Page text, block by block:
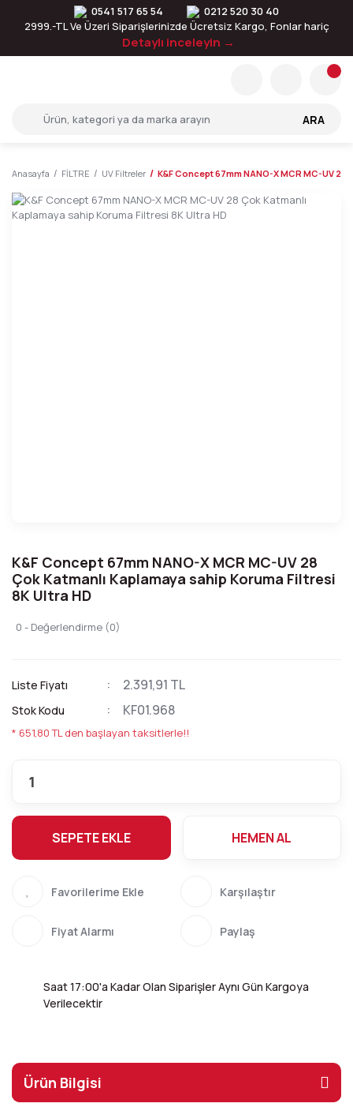
0541 517 65 54
0212 520 30 40
2999.-TL Ve Üzeri Siparişlerinizde Ücretsiz Kargo, Fonlar hariç
Detaylı inceleyin →
ARA
Anasayfa FİLTRE UV Filtreler K&F Concept 67mm NANO-X MCR MC-UV
K&F Concept 67mm NANO-X MCR MC-UV 28
Çok Katmanlı Kaplamaya sahip Koruma Filtresi
8K Ultra HD
0 - Değerlendirme (0)
Liste Fiyatı 2.391,91 TL
Stok Kodu KF01.968
* 651,80 TL den başlayan taksitlerle!!
SEPETE EKLE HEMEN AL
Karşılaştır
Fiyat Alarmı Paylaş
Saat 17:00'a Kadar Olan Siparişler Aynı Gün Kargoya
Verilecektir
Ürün Bilgisi